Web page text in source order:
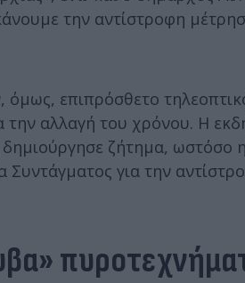
την αντίστροφη
όμως, επιπρόσθετο
την αλλαγή του χρόνου. Η
δημιούργησε ζήτημα, ωστόσο η
για την